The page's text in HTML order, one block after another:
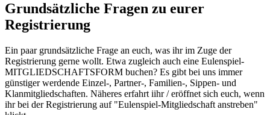
Grundsätzliche Fragen zu eurer
Registrierung
Ein paar grundsätzliche Frage an euch, was ihr im Zuge der
Registrierung gerne wollt. Etwa zugleich auch eine Eulenspiel-
MITGLIEDSCHAFTSFORM buchen? Es gibt bei uns immer
günstiger werdende Einzel-, Partner-, Familien-, Sippen- und
Klanmitgliedschaften. Näheres erfahrt iihr / eröffnet sich euch, wenn
ihr bei der Registrierung auf "Eulenspiel-Mitgliedschaft anstreben"